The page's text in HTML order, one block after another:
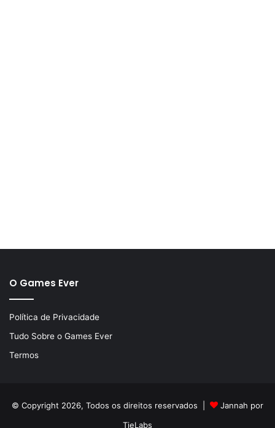
O Games Ever
Política de Privacidade
Tudo Sobre o Games Ever
Termos
© Copyright 2026, Todos os direitos reservados |
Jannah por
TieLabs